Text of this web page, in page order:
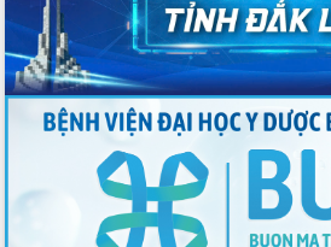
Xã Ea Phê gắn cải cách hành chính với
chuyển đổi số
Phó Chủ tịch Thường trực UBND tỉnh
Hồ Thị Nguyên Thảo làm việc tại Trung
tâm Phục vụ hành chính công xã Ea
Xây dựng nền hành chính số đồng
hành cùng nông dân dân, doanh nghiệp
Giai đoạn 2026-2030, Đắk Lắk phấn